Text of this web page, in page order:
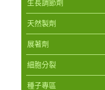
生長調節劑
天然製劑
展著劑
細胞分裂
種子專區